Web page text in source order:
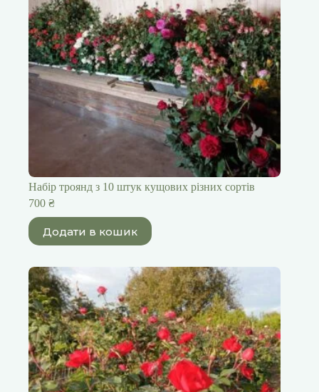
Набір троянд з 10 штук кущових різних сортів
700 ₴
Додати в кошик